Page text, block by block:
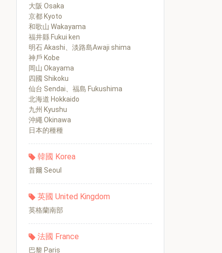
大阪 Osaka
京都 Kyoto
和歌山 Wakayama
福井縣 Fukui ken
明石 Akashi、淡路島Awaji shima
神戶 Kobe
岡山 Okayama
四國 Shikoku
仙台 Sendai、福島 Fukushima
北海道 Hokkaido
九州 Kyushu
沖繩 Okinawa
日本的種種
韓國 Korea
首爾 Seoul
英國 United Kingdom
英格蘭南部
法國 France
巴黎 Paris